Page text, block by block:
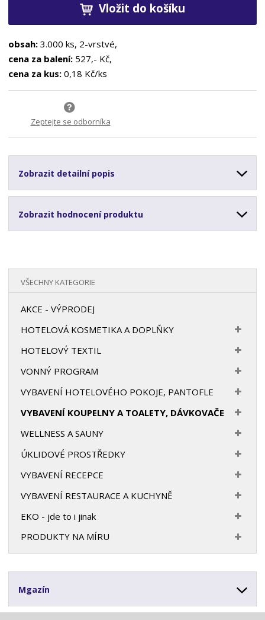
Vložit do košíku
obsah:3.000 ks, 2-vrstvé,
cena za balení: 527,- Kč,
cena za kus: 0,18 Kč/ks
Zeptejte se odborníka
Zobrazit detailní popis
Zobrazit hodnocení produktu
VŠECHNY KATEGORIE
AKCE - VÝPRODEJ
HOTELOVÁ KOSMETIKA A DOPLŇKY
HOTELOVÝ TEXTIL
VONNÝ PROGRAM
VYBAVENÍ HOTELOVÉHO POKOJE, PANTOFLE
VYBAVENÍ KOUPELNY A TOALETY, DÁVKOVAČE
WELLNESS A SAUNY
ÚKLIDOVÉ PROSTŘEDKY
VYBAVENÍ RECEPCE
VYBAVENÍ RESTAURACE A KUCHYNĚ
EKO - jde to i jinak
PRODUKTY NA MÍRU
Mgazín